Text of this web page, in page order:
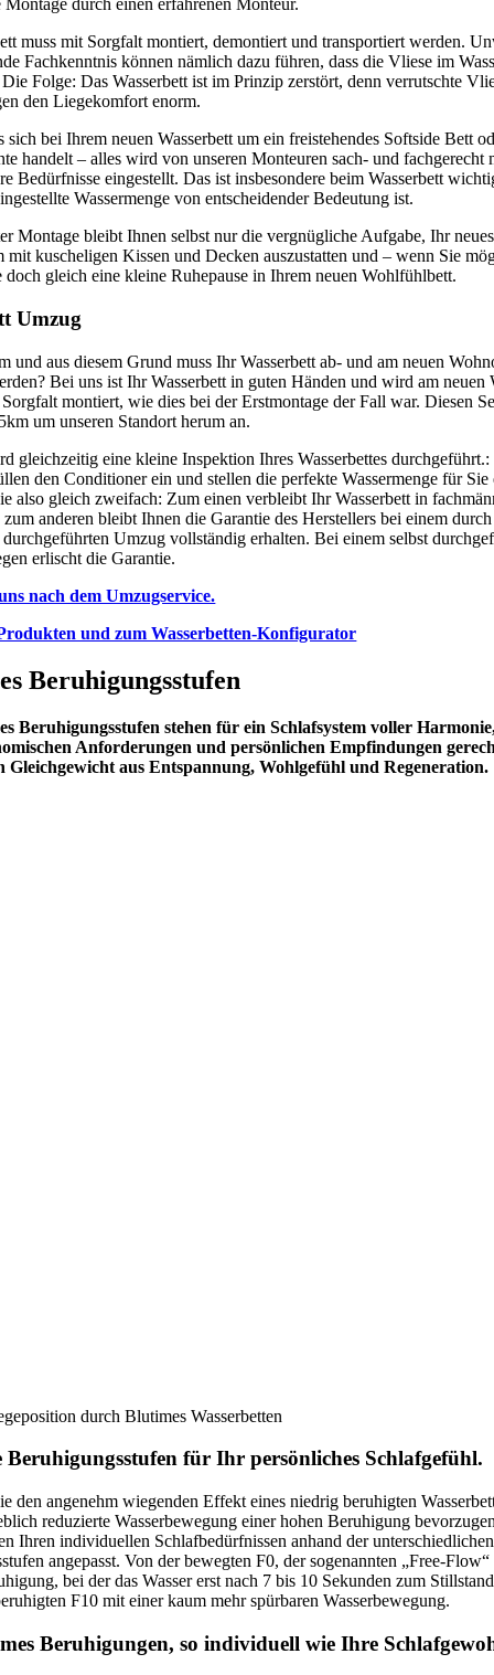
Montage durch einen erfahrenen Monteur.
muss mit Sorgfalt montiert, demontiert und transportiert werden.
Fachkenntnis können nämlich dazu führen, dass die Vliese im
Folge: Das Wasserbett ist im Prinzip zerstört, denn verrutschte
den Liegekomfort enorm.
sich bei Ihrem neuen Wasserbett um ein freistehendes Softside Bett
handelt – alles wird von unseren Monteuren sach- und fachgerecht
Bedürfnisse eingestellt. Das ist insbesondere beim Wasserbett
Wassermenge von entscheidender Bedeutung ist.
Montage bleibt Ihnen selbst nur die vergnügliche Aufgabe, Ihr neues
mit kuscheligen Kissen und Decken auszustatten und – wenn Sie
doch gleich eine kleine Ruhepause in Ihrem neuen Wohlfühlbett.
Umzug
und aus diesem Grund muss Ihr Wasserbett ab- und am neuen
Bei uns ist Ihr Wasserbett in guten Händen und wird am neuen
montiert, wie dies bei der Erstmontage der Fall war. Diesen
um unseren Standort herum an.
gleichzeitig eine kleine Inspektion Ihres Wasserbettes
den Conditioner ein und stellen die perfekte Wassermenge für Sie
also gleich zweifach: Zum einen verbleibt Ihr Wasserbett in
anderen bleibt Ihnen die Garantie des Herstellers bei einem
durchgeführten Umzug vollständig erhalten. Bei einem selbst
erlischt die Garantie.
nach dem Umzugservice.
und zum Wasserbetten-Konfigurator
Beruhigungsstufen
Beruhigungsstufen stehen für ein Schlafsystem voller
Anforderungen und persönlichen Empfindungen
Gleichgewicht aus Entspannung, Wohlgefühl und Regeneration.
durch Blutimes Wasserbetten
Beruhigungsstufen für Ihr persönliches Schlafgefühl.
den angenehm wiegenden Effekt eines niedrig beruhigten
reduzierte Wasserbewegung einer hohen Beruhigung
Ihren individuellen Schlafbedürfnissen anhand der unterschiedlichen
angepasst. Von der bewegten F0, der sogenannten „Free-Flow“
bei der das Wasser erst nach 7 bis 10 Sekunden zum
F10 mit einer kaum mehr spürbaren Wasserbewegung.
Beruhigungen, so individuell wie Ihre